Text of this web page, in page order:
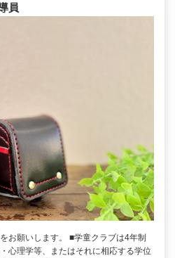
員
お願いします。 ■学童クラブは4年制
心理学等、またはそれに相応する学位